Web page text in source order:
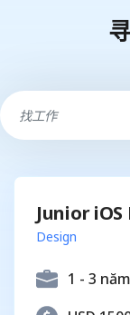
Junior
Design
1 - 3 năm